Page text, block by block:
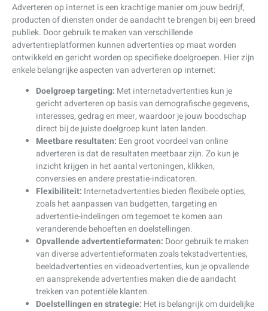
Adverteren op internet is een krachtige manier om jouw bedrijf,
producten of diensten onder de aandacht te brengen bij een breed
publiek. Door gebruik te maken van verschillende
advertentieplatformen kunnen advertenties op maat worden
ontwikkeld en gericht worden op specifieke doelgroepen. Hier zijn
enkele belangrijke aspecten van adverteren op internet:
Doelgroep targeting: Met internetadvertenties kun je
gericht adverteren op basis van demografische gegevens,
interesses, gedrag en meer, waardoor je jouw boodschap
direct bij de juiste doelgroep kunt laten landen.
Meetbare resultaten: Een groot voordeel van online
adverteren is dat de resultaten meetbaar zijn. Zo kun je
inzicht krijgen in het aantal vertoningen, klikken,
conversies en andere prestatie-indicatoren.
Flexibiliteit: Internetadvertenties bieden flexibele opties,
zoals het aanpassen van budgetten, targeting en
advertentie-indelingen om tegemoet te komen aan
veranderende behoeften en doelstellingen.
Opvallende advertentieformaten: Door gebruik te maken
van diverse advertentieformaten zoals tekstadvertenties,
beeldadvertenties en videoadvertenties, kun je opvallende
en aansprekende advertenties maken die de aandacht
trekken van potentiële klanten.
Doelstellingen en strategie: Het is belangrijk om duidelijke